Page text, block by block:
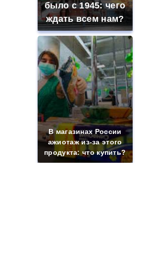
было с 1945: чего
ждать всем нам?
В магазинах России
ажиотаж из-за этого
продукта: что купить?